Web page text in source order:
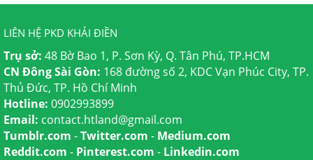
LIÊN HỆ PKD KHẢI ĐIỀN
Trụ sở: 48 Bờ Bao 1, P. Sơn Kỳ, Q. Tân Phú, TP.HCM
CN Đông Sài Gòn: 168 đường số 2, KDC Vạn Phúc City, TP.
Thủ Đức, TP. Hồ Chí Minh
Hotline: 0902993899
Email: contact.htland@gmail.com
Tumblr.com -Twitter.com - Medium.com
Reddit.com - Pinterest.com - Linkedin.com